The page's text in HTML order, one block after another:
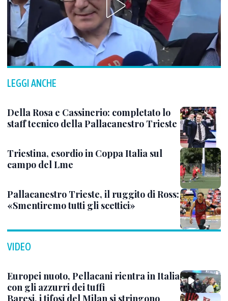
LEGGI ANCHE
Della Rosa e Cassinerio: completato lo
staff tecnico della Pallacanestro Trieste
Triestina, esordio in Coppa Italia sul
campo del Lme
Pallacanestro Trieste, il ruggito di Ross:
«Smentiremo tutti gli scettici»
VIDEO
Europei nuoto, Pellacani rientra in Italia
con gli azzurri dei tuffi